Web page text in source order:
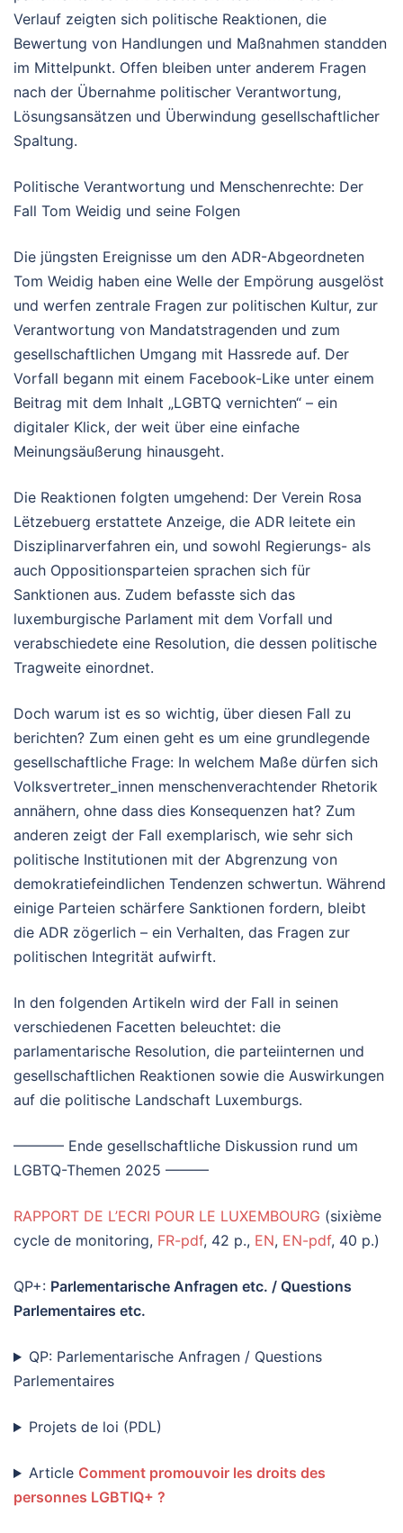
Verlauf zeigten sich politische Reaktionen, die
Bewertung von Handlungen und Maßnahmen standden
im Mittelpunkt. Offen bleiben unter anderem Fragen
nach der Übernahme politischer Verantwortung,
Lösungsansätzen und Überwindung gesellschaftlicher
Spaltung.
Politische Verantwortung und Menschenrechte: Der
Fall Tom Weidig und seine Folgen
Die jüngsten Ereignisse um den ADR-Abgeordneten
Tom Weidig haben eine Welle der Empörung ausgelöst
und werfen zentrale Fragen zur politischen Kultur, zur
Verantwortung von Mandatstragenden und zum
gesellschaftlichen Umgang mit Hassrede auf. Der
Vorfall begann mit einem Facebook-Like unter einem
Beitrag mit dem Inhalt „LGBTQ vernichten“ – ein
digitaler Klick, der weit über eine einfache
Meinungsäußerung hinausgeht.
Die Reaktionen folgten umgehend: Der Verein Rosa
Lëtzebuerg erstattete Anzeige, die ADR leitete ein
Disziplinarverfahren ein, und sowohl Regierungs- als
auch Oppositionsparteien sprachen sich für
Sanktionen aus. Zudem befasste sich das
luxemburgische Parlament mit dem Vorfall und
verabschiedete eine Resolution, die dessen politische
Tragweite einordnet.
Doch warum ist es so wichtig, über diesen Fall zu
berichten? Zum einen geht es um eine grundlegende
gesellschaftliche Frage: In welchem Maße dürfen sich
Volksvertreter_innen menschenverachtender Rhetorik
annähern, ohne dass dies Konsequenzen hat? Zum
anderen zeigt der Fall exemplarisch, wie sehr sich
politische Institutionen mit der Abgrenzung von
demokratiefeindlichen Tendenzen schwertun. Während
einige Parteien schärfere Sanktionen fordern, bleibt
die ADR zögerlich – ein Verhalten, das Fragen zur
politischen Integrität aufwirft.
In den folgenden Artikeln wird der Fall in seinen
verschiedenen Facetten beleuchtet: die
parlamentarische Resolution, die parteiinternen und
gesellschaftlichen Reaktionen sowie die Auswirkungen
auf die politische Landschaft Luxemburgs.
———– Ende gesellschaftliche Diskussion rund um
LGBTQ-Themen 2025 ———
RAPPORT DE L’ECRI POUR LE LUXEMBOURG (sixième
cycle de monitoring, FR-pdf, 42 p., EN, EN-pdf, 40 p.)
QP+: Parlementarische Anfragen etc. / Questions
Parlementaires etc.
QP: Parlementarische Anfragen / Questions
Parlementaires
Projets de loi (PDL)
Article Comment promouvoir les droits des
personnes LGBTIQ+ ?